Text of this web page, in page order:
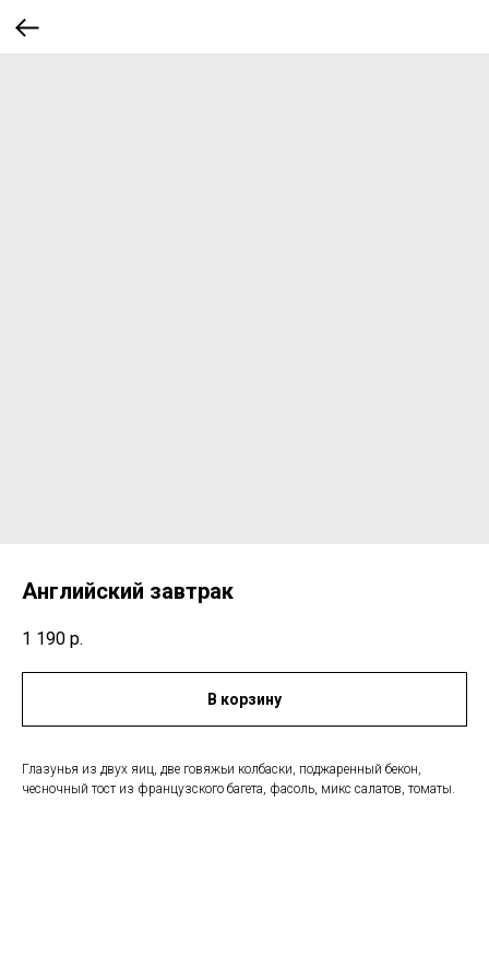
Английский завтрак
1 190 р.
В корзину
Глазунья из двух яиц, две говяжьи колбаски, поджаренный бекон,
чесночный тост из французского багета, фасоль, микс салатов, томаты.